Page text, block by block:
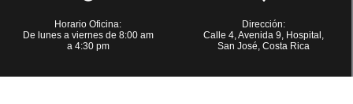
Horario Oficina:
De lunes a viernes de 8:00 am
a 4:30 pm
Dirección:
Calle 4, Avenida 9, Hospital,
San José, Costa Rica